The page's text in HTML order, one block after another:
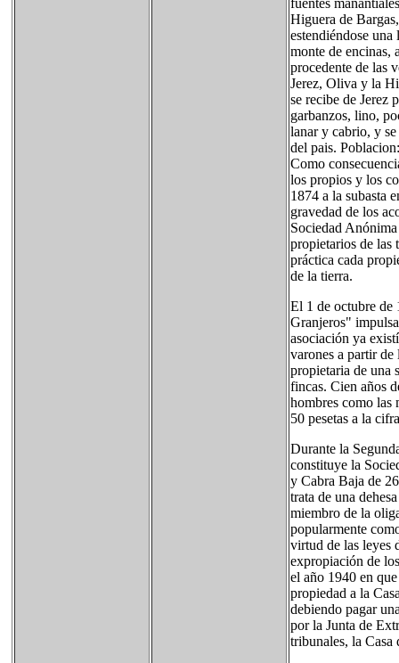
fuentes
Higuera de
estendiéndose
monte de encinas,
procedente de las
Jerez, Oliva y la
se recibe de Jerez
garbanzos, lino,
lanar y cabrio, y
del pais.
Como
los propios y los
1874 a la subasta
gravedad de los
Sociedad
propietarios de las
práctica cada
de la tierra.
El 1 de octubre de
Granjeros"
asociación ya
varones a partir de
propietaria de una
fincas. Cien años
hombres como las
50 pesetas a la
Durante la
constituye la
y Cabra Baja de
trata de una
miembro de la
popularmente
virtud de las leyes
expropiación de
el año 1940 en
propiedad a la
debiendo pagar
por la Junta de
tribunales, la Casa